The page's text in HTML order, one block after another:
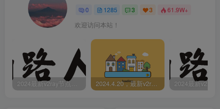
0 1285 3 3 61.9W+
欢迎访问本站！
2024最新v2ray节点免费分享-05.08附ss/vmess节点订阅 2024.4.20，最新v2ray节点免费分享-附ss/vmess节点订阅